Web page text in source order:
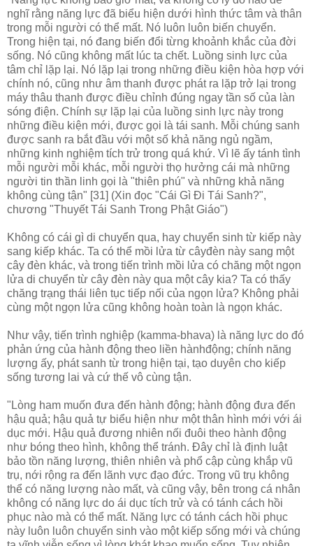
nghĩ rằng năng lực đã biểu hiện dưới hình thức tâm và thân
trong mỗi người có thể mất. Nó luôn luôn biến chuyển.
Trong hiện tại, nó đang biến đổi từng khoảnh khắc của đời
sống. Nó cũng không mất lúc ta chết. Luồng sinh lực của
tâm chỉ lặp lại. Nó lặp lại trong những điều kiện hòa hợp với
chính nó, cũng như âm thanh được phát ra lặp trở lại trong
máy thâu thanh được điều chỉnh đúng ngay tần số của làn
sóng điện. Chính sự lặp lại của luồng sinh lực này trong
những điều kiện mới, được gọi là tái sanh. Mỗi chúng sanh
được sanh ra bắt đầu với một số khả năng ngủ ngầm,
những kinh nghiệm tích trử trong quá khứ. Vì lẽ ấy tánh tình
mỗi người mỗi khác, mỗi người thọ hưởng cái mà những
người tin thần linh gọi là "thiên phú" và những khả năng
không cùng tận" [31] (Xin đọc "Cái Gì Ði Tái Sanh?",
chương "Thuyết Tái Sanh Trong Phật Giáo")
Không có cái gì di chuyển qua, hay chuyển sinh từ kiếp này
sang kiếp khác. Ta có thể mồi lửa từ câyđèn này sang một
cây đèn khác, và trong tiến trình mồi lửa có chăng một ngọn
lửa di chuyển từ cây đèn này qua một cây kia? Ta có thấy
chăng trạng thái liên tục tiếp nối của ngọn lửa? Không phải
cùng một ngọn lửa cũng không hoàn toàn là ngọn khác.
Như vậy, tiến trình nghiệp (kamma-bhava) là năng lực do đó
phản ứng của hành động theo liền hànhđộng; chính năng
lượng ấy, phát sanh từ trong hiện tại, tạo duyên cho kiếp
sống tương lai và cứ thế vô cùng tận.
"Lòng ham muốn đưa đến hành động; hành động đưa đến
hậu quả; hậu quả tự biểu hiện như một thân hình mới với ái
dục mới. Hậu quả đương nhiên nối đuôi theo hành động
như bóng theo hình, không thể tránh. Ðây chỉ là định luật
bảo tồn năng lượng, thiên nhiên và phổ cập cùng khắp vũ
trụ, nới rộng ra đến lãnh vực đạo đức. Trong vũ trụ không
thể có năng lượng nào mất, và cũng vậy, bên trong cá nhân
không có năng lực do ái dục tích trử và có tánh cách hồi
phục nào mà có thể mất. Năng lực có tánh cách hồi phục
này luôn luôn chuyển sinh vào một kiếp sống mới và chúng